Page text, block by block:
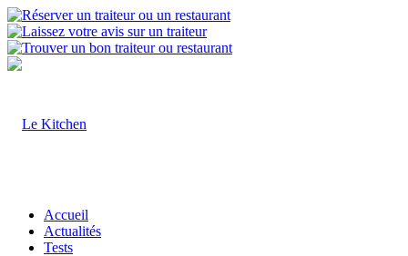
Accueil
Actualités
Tests